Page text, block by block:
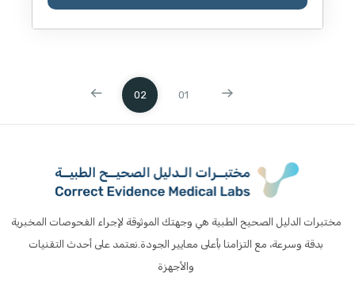
01
02
مختبرات الدليل الصحيح الطبية هي وجهتك الموثوقة لإجراء الفحوصات المخبرية
بدقة وسرعة، مع التزامنا بأعلى معايير الجودة.نعتمد على أحدث التقنيات
والأجهزة